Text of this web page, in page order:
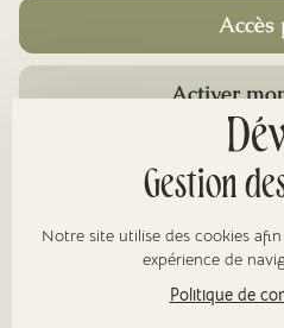
Accès
Activer
Gestion
Notre site utilise des cookies
expérience de
Politique de